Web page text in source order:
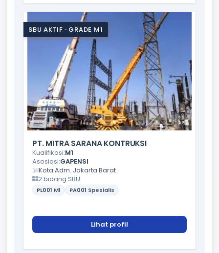
SBU AKTIF · GRADE M1
PT. MITRA SARANA KONTRUKSI
Kualifikasi:M1
Asosiasi:GAPENSI
Kota Adm. Jakarta Barat
2 bidang SBU
PL001 M1 PA001 Spesialis
Lihat profil